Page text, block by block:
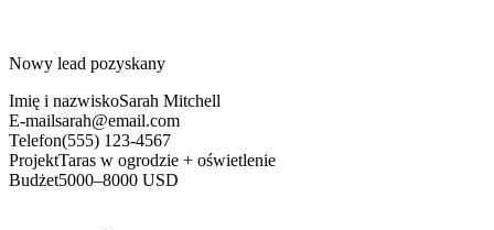
Nowy lead pozyskany
Imię i nazwiskoSarah Mitchell
E-mailsarah@email.com
Telefon(555) 123-4567
ProjektTaras w ogrodzie + oświetlenie
Budżet5000–8000 USD